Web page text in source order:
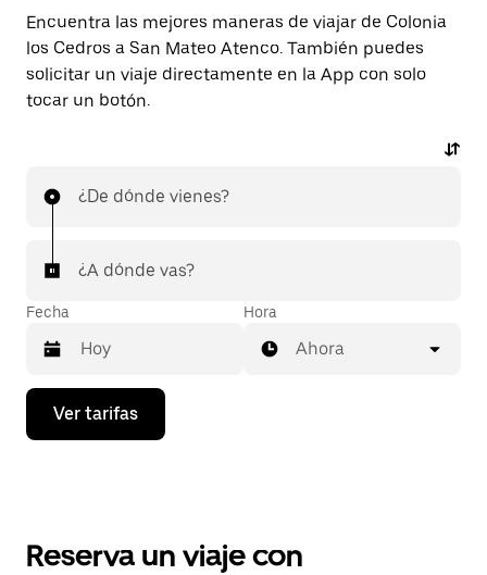
Encuentra las mejores maneras de viajar de Colonia
los Cedros a San Mateo Atenco. También puedes
solicitar un viaje directamente en la App con solo
tocar un botón.
¿De dónde vienes?
¿A dónde vas?
Fecha
Presiona
flecha
el
Hora
Ahora
Ver tarifas
Reserva un viaje con